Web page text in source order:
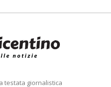
testata giornalistica